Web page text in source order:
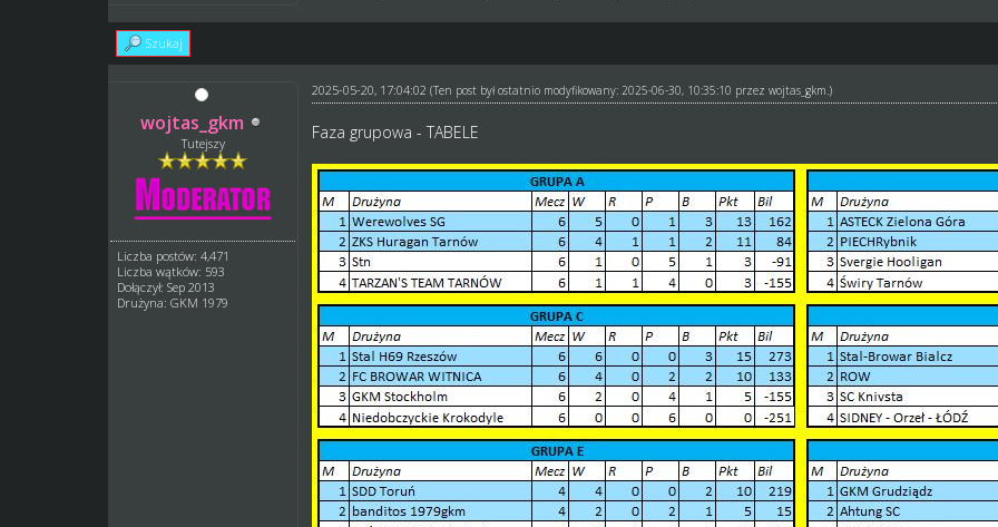
Szukaj
wojtas_gkm
Tutejszy
Liczba postów: 4,471
Liczba wątków: 593
Dołączył: Sep 2013
Drużyna: GKM 1979
2025-05-20, 17:04:02 (Ten post był ostatnio modyfikowany: 2025-06-30, 10:35:10 przez wojtas_gkm .)
Faza grupowa - TABELE